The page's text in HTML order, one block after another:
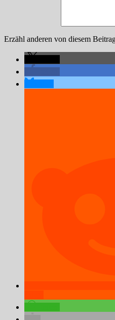
Erzähl anderen von diesem